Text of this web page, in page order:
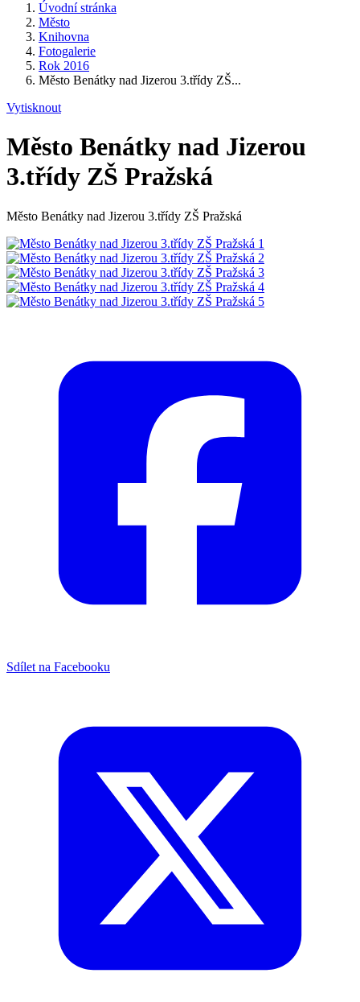
Úvodní stránka
Město
Knihovna
Fotogalerie
Rok 2016
Město Benátky nad Jizerou 3.třídy ZŠ...
Vytisknout
Město Benátky nad Jizerou
3.třídy ZŠ Pražská
Město Benátky nad Jizerou 3.třídy ZŠ Pražská
Sdílet na Facebooku